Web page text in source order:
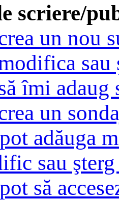
scriere/
un nou
sau
îmi adaug
un
adăuga
sau
să